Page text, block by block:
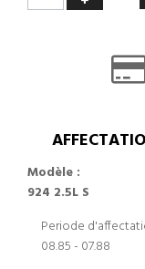
Modèle :
924 2.5L S
Periode
08.85 - 07.88